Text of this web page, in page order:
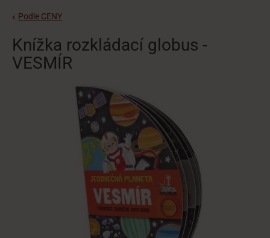
Podle CENY
Knížka rozkládací globus -
VESMÍR